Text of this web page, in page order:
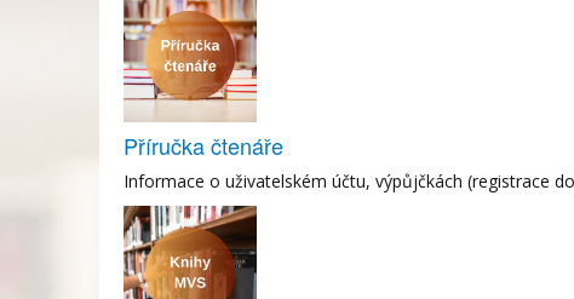
Příručka čtenáře
Informace o uživatelském účtu, výpůjčkách (registrace